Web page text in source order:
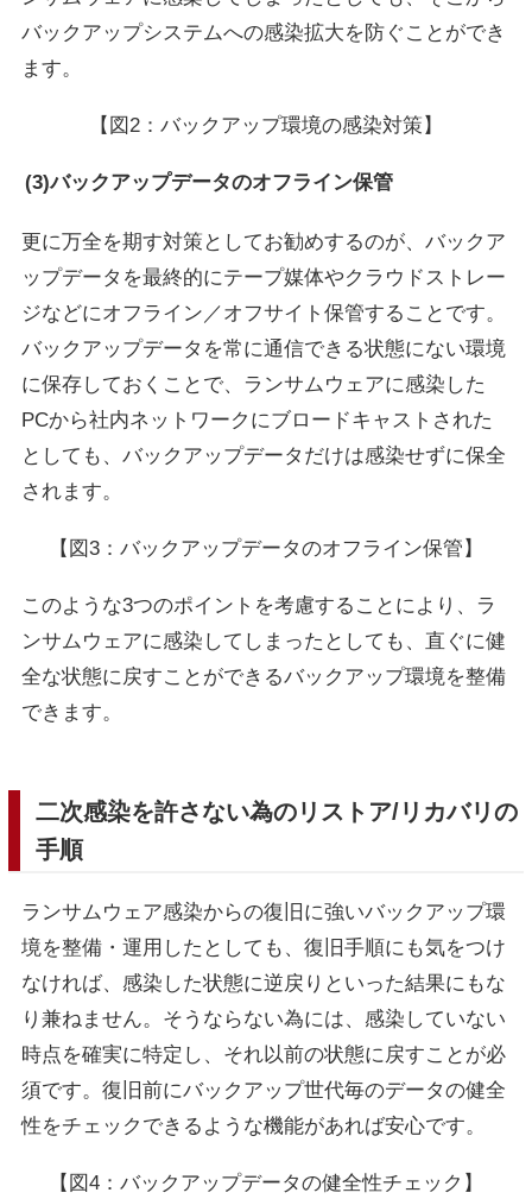
バックアップシステムへの感染拡大を防ぐことができ
ます。
【図2：バックアップ環境の感染対策】
(3)バックアップデータのオフライン保管
更に万全を期す対策としてお勧めするのが、バックア
ップデータを最終的にテープ媒体やクラウドストレー
ジなどにオフライン／オフサイト保管することです。
バックアップデータを常に通信できる状態にない環境
に保存しておくことで、ランサムウェアに感染した
PCから社内ネットワークにブロードキャストされた
としても、バックアップデータだけは感染せずに保全
されます。
【図3：バックアップデータのオフライン保管】
このような3つのポイントを考慮することにより、ラ
ンサムウェアに感染してしまったとしても、直ぐに健
全な状態に戻すことができるバックアップ環境を整備
できます。
二次感染を許さない為のリストア/リカバリの
手順
ランサムウェア感染からの復旧に強いバックアップ環
境を整備・運用したとしても、復旧手順にも気をつけ
なければ、感染した状態に逆戻りといった結果にもな
り兼ねません。そうならない為には、感染していない
時点を確実に特定し、それ以前の状態に戻すことが必
須です。復旧前にバックアップ世代毎のデータの健全
性をチェックできるような機能があれば安心です。
【図4：バックアップデータの健全性チェック】